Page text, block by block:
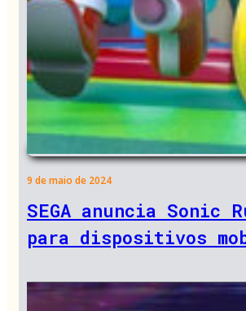
9 de maio de 2024
SEGA anuncia Sonic
para dispositivos